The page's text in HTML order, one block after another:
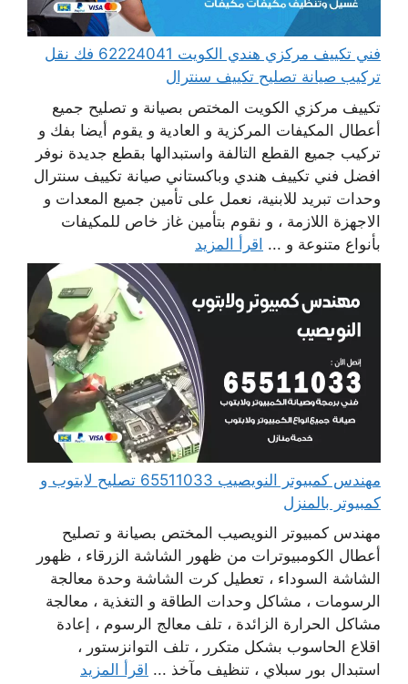
فني تكييف مركزي هندي الكويت 62224041 فك نقل
تركيب صيانة تصليح تكييف سنترال
تكييف مركزي الكويت المختص بصيانة و تصليح جميع
أعطال المكيفات المركزية و العادية و يقوم أيضا بفك و
تركيب جميع القطع التالفة واستبدالها بقطع جديدة نوفر
افضل فني تكييف هندي وباكستاني صيانة تكييف سنترال
وحدات تبريد للابنية، نعمل على تأمين جميع المعدات و
الاجهزة اللازمة ، و نقوم بتأمين غاز خاص للمكيفات
بأنواع متنوعة و ... اقرأ المزيد
مهندس كمبيوتر النويصيب 65511033 تصليح لابتوب و
كمبيوتر بالمنزل
مهندس كمبيوتر النويصيب المختص بصيانة و تصليح
أعطال الكومبيوترات من ظهور الشاشة الزرقاء ، ظهور
الشاشة السوداء ، تعطيل كرت الشاشة وحدة معالجة
الرسومات ، مشاكل وحدات الطاقة و التغذية ، معالجة
مشاكل الحرارة الزائدة ، تلف معالج الرسوم ، إعادة
اقلاع الحاسوب بشكل متكرر ، تلف التوانزستور ،
استبدال بور سبلاي ، تنظيف مآخذ ... اقرأ المزيد